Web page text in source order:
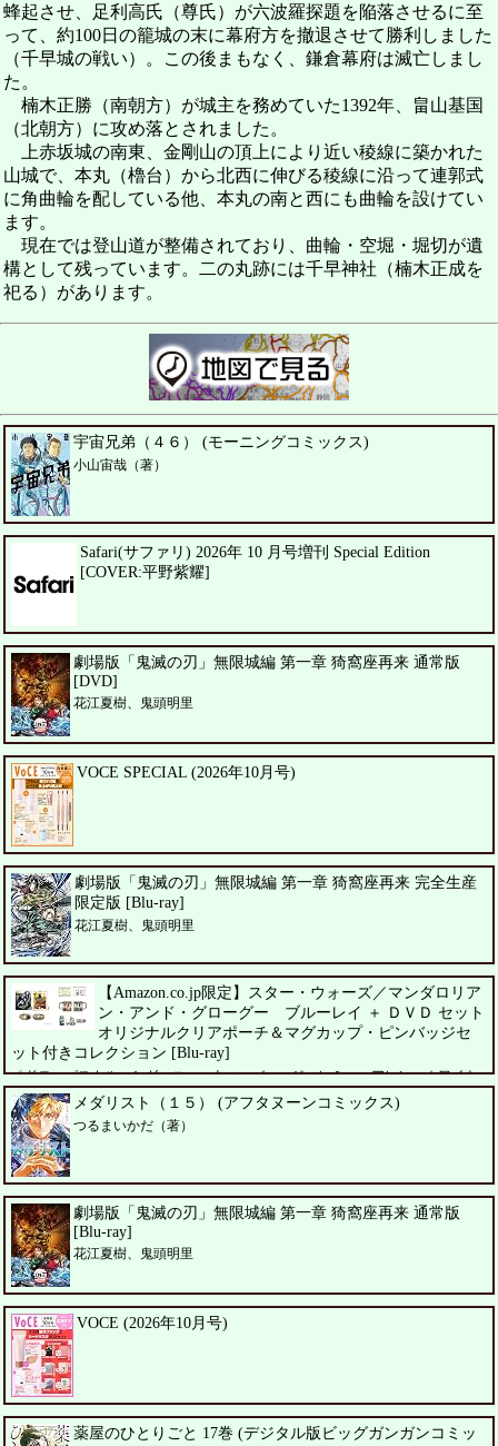
蜂起させ、足利高氏（尊氏）が六波羅探題を陥落させるに至
って、約100日の籠城の末に幕府方を撤退させて勝利しました
（千早城の戦い）。この後まもなく、鎌倉幕府は滅亡しまし
た。
楠木正勝（南朝方）が城主を務めていた1392年、畠山基国
（北朝方）に攻め落とされました。
上赤坂城の南東、金剛山の頂上により近い稜線に築かれた
山城で、本丸（櫓台）から北西に伸びる稜線に沿って連郭式
に角曲輪を配している他、本丸の南と西にも曲輪を設けてい
ます。
現在では登山道が整備されており、曲輪・空堀・堀切が遺
構として残っています。二の丸跡には千早神社（楠木正成を
祀る）があります。
宇宙兄弟（４６） (モーニングコミックス)
小山宙哉（著）
Safari(サファリ) 2026年 10 月号増刊 Special Edition
[COVER:平野紫耀]
劇場版「鬼滅の刃」無限城編 第一章 猗窩座再来 通常版
[DVD]
花江夏樹、鬼頭明里
VOCE SPECIAL (2026年10月号)
劇場版「鬼滅の刃」無限城編 第一章 猗窩座再来 完全生産
限定版 [Blu-ray]
花江夏樹、鬼頭明里
【Amazon.co.jp限定】スター・ウォーズ／マンダロリア
ン・アンド・グローグー ブルーレイ ＋ ＤＶＤ セット
オリジナルクリアポーチ＆マグカップ・ピンバッジセ
ット付きコレクション [Blu-ray]
ペドロ・パスカル、シガーニー・ウィーバー、ジェレミー・アレン・ホワイト
メダリスト（１５） (アフタヌーンコミックス)
つるまいかだ（著）
劇場版「鬼滅の刃」無限城編 第一章 猗窩座再来 通常版
[Blu-ray]
花江夏樹、鬼頭明里
VOCE (2026年10月号)
薬屋のひとりごと 17巻 (デジタル版ビッグガンガンコミッ